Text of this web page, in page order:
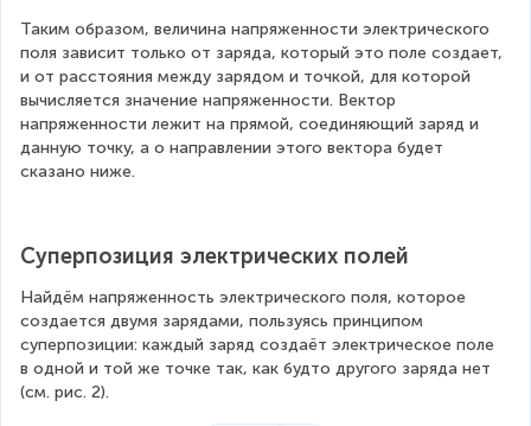
c
{
\
v
e
F
}
}
{
q
{
Н
}
{
К
}
=
\f
r
a
c
\f
r
a
c
{
{
q
_
п
}
Таким образом, величина напряженности электрического
поля зависит только от заряда, который это поле создает,
и от расстояния между зарядом и точкой, для которой
вычисляется значение напряженности. Вектор
напряженности лежит на прямой, соединяющий заряд и
данную точку, а о направлении этого вектора будет
сказано ниже.
Суперпозиция электрических полей
Найдём напряженность электрического поля, которое
создается двумя зарядами, пользуясь принципом
суперпозиции: каждый заряд создаёт электрическое поле
в одной и той же точке так, как будто другого заряда нет
(см. рис. 2).